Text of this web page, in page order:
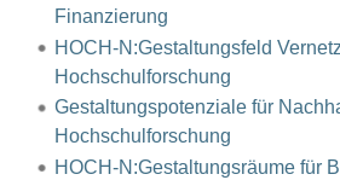
Finanzierung
HOCH-N:Gestaltungsfeld
Hochschulforschung
Gestaltungspotenziale für
Hochschulforschung
HOCH-N:Gestaltungsräume für